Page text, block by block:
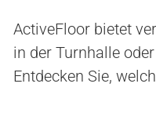
ActiveFloor bietet
in der Turnhalle
Entdecken Sie,